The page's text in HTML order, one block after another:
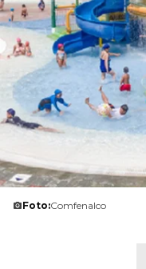
Foto:Comfenalco